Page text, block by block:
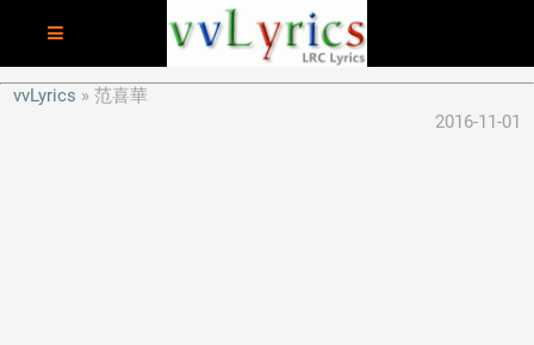
vvLyrics
范喜華
2016-11-01